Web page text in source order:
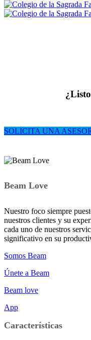
SOLICITA UNA
Beam Love
Nuestro foco siempre
nuestros clientes y su
cada uno de nuestros
significativo en su
Somos Beam
Únete a Beam
Beam love
App
Características